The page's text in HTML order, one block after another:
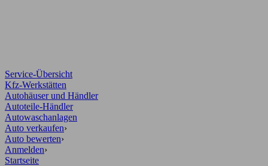
Service-Übersicht
Kfz-Werkstätten
Autohäuser und Händler
Autoteile-Händler
Autowaschanlagen
Auto verkaufen›
Auto bewerten›
Anmelden›
Startseite